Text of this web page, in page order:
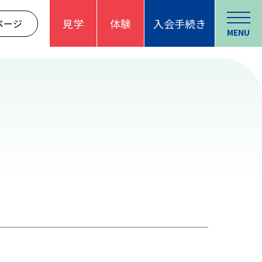
ージ 見学 体験 入会手続き
MENU